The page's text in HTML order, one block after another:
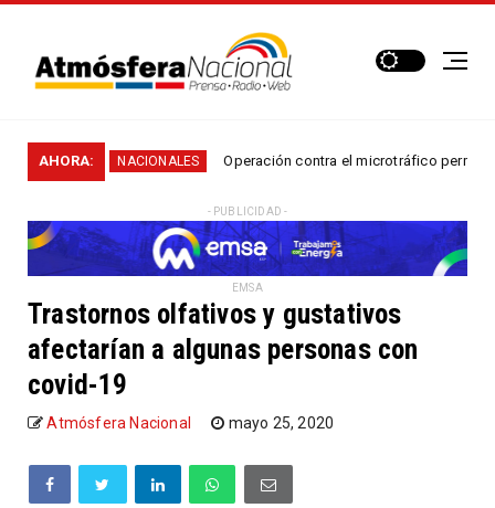
AHORA:NACIONALES Operación contra el microtráfico permitió que
- PUBLICIDAD -
EMSA
Trastornos olfativos y gustativos
afectarían a algunas personas con
covid-19
Atmósfera Nacional mayo 25, 2020